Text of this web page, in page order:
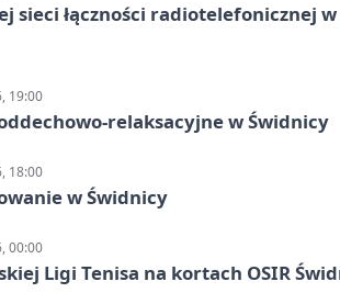
sieci łączności radiotelefonicznej
19:00
relaksacyjne w Świdnicy
18:00
w Świdnicy
00:00
Ligi Tenisa na kortach OSIR